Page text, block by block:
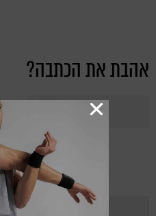
אהבת את הכתבה?